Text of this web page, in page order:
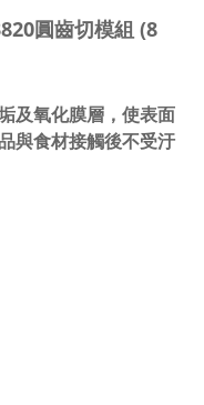
圓齒切模組 (8
及氧化膜層，使表面
與食材接觸後不受汙